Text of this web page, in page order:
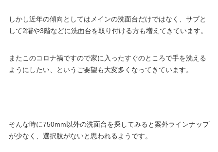
しかし近年の傾向としてはメインの洗面台だけではなく、サブと
して2階や3階などに洗面台を取り付ける方も増えてきています。
またこのコロナ禍ですので家に入ったすぐのところで手を洗える
ようにしたい、というご要望も大変多くなってきています。
そんな時に750mm以外の洗面台を探してみると案外ラインナップ
が少なく、選択肢がないと思われるようです。